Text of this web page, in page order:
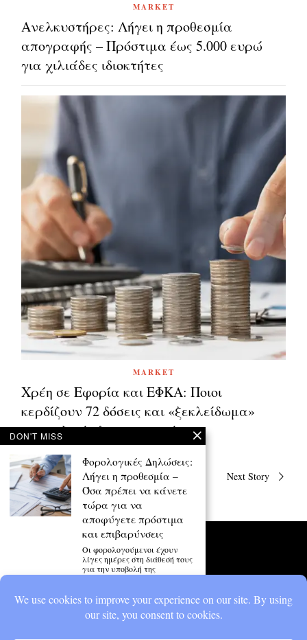
MARKET
Ανελκυστήρες: Λήγει η προθεσμία
απογραφής – Πρόστιμα έως 5.000 ευρώ
για χιλιάδες ιδιοκτήτες
MARKET
Χρέη σε Εφορία και ΕΦΚΑ: Ποιοι
κερδίζουν 72 δόσεις και «ξεκλείδωμα»
τραπεζικών λογαριασμών
Πλοήγηση
άρθρων
Previous Story Next Story
DON'T MISS
Φορολογικές Δηλώσεις:
Λήγει η προθεσμία –
Όσα πρέπει να κάνετε
τώρα για να
αποφύγετε πρόστιμα
και επιβαρύνσεις
Οι φορολογούμενοι έχουν
λίγες ημέρες στη διάθεσή τους
για την υποβολή της
προθεσμία απογραφής
– Πρόστιμα έως 5.000